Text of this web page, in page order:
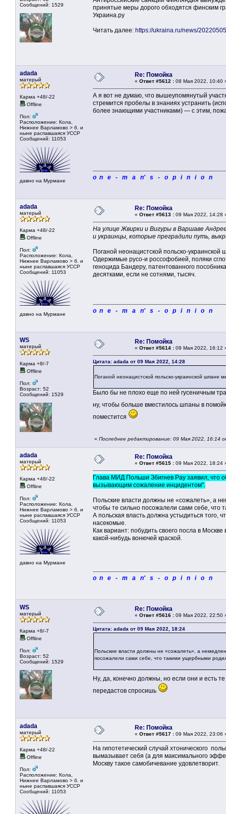
Сообщений: 1529
принятые меры дорого обходятся финским
Украина.ру
Читать далее: https://ukraina.ru/news/
adada
матерый
Карма +48/-22
Offline
Пол:
Расположение: Кола,
Нижнее Варламово > б. и
ныне распавшаяся УССР
Сообщений: 11053
давно на Мурмане
Re: Помойка
« Ответ #5612 : 08 Мая 2022, 10:40
А я вот не думаю, что вышеупомянутый
стремится пробелы в знаниях устранить
более знающими участниками) — с этим,
o n e - m a n' s - o p i n i o n
adada
матерый
Карма +48/-22
Offline
Пол:
Расположение: Кола,
Нижнее Варламово > б. и
ныне распавшаяся УССР
Сообщений: 11053
давно на Мурмане
Re: Помойка
« Ответ #5613 : 09 Мая 2022, 14:28
На улице Жвирки и Вигуры в Варшаве
и украинцы, которые преградили путь,
Поганой неонацистской польско-
Одержимые русо-и россофобией, поляки
геноцида Бандеру, патентованного
десятками, если не сотнями, тысяч.
o n e - m a n' s - o p i n i o n
WS
матерый
Карма +8/-7
Offline
Пол:
Возраст: 52
Сообщений: 1529
Re: Помойка
« Ответ #5614 : 09 Мая 2022, 16:12
Цитата: adada от 09 Мая 2022, 14:28
Поганой неонацистской польско-украинской шпане
Было бы не плохо еще по ней гусеничным
ну, чтобы больше вместилось шпаны в
поместится
« Последнее редактирование: 09 Мая 2022, 16:14
adada
матерый
Карма +48/-22
Offline
Пол:
Расположение: Кола,
Нижнее Варламово > б. и
ныне распавшаяся УССР
Сообщений: 11053
давно на Мурмане
Re: Помойка
« Ответ #5615 : 09 Мая 2022, 18:24
Глава МИД Польши Збигнев Рау заявил, что
вызывающим сожаление инцидентом".
Польские власти должны не «сожалеть», а
чтобы те сильно посожалели сами себе, что
А польская власть должна устыдиться того,
насекомые.
Как вариант: побудить своего посла в
какой-нибудь вонючей краской.
o n e - m a n' s - o p i n i o n
WS
матерый
Карма +8/-7
Offline
Пол:
Возраст: 52
Сообщений: 1529
Re: Помойка
« Ответ #5616 : 09 Мая 2022, 22:50
Цитата: adada от 09 Мая 2022, 18:24
Польские власти должны не «сожалеть», а
посожалели сами себе, что такими ущербными
Ну, да, конечно должны, но если они и есть
передастов спросишь
adada
матерый
Карма +48/-22
Offline
Пол:
Расположение: Кола,
Нижнее Варламово > б. и
ныне распавшаяся УССР
Сообщений: 11053
Re: Помойка
« Ответ #5617 : 09 Мая 2022, 23:06
На гипотетический случай хтонического
вымазывает себя (а для максимального
Москву такое самобичевание удовлетворит.